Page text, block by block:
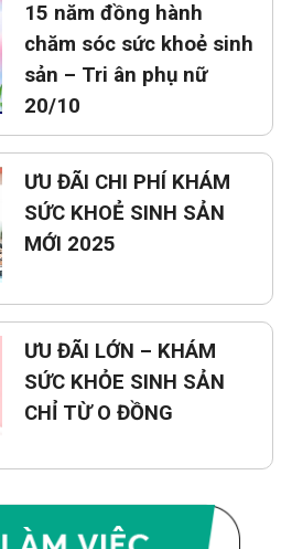
15 năm đồng hành
chăm sóc sức khoẻ sinh
sản – Tri ân phụ nữ
20/10
ƯU ĐÃI CHI PHÍ KHÁM
SỨC KHOẺ SINH SẢN
MỚI 2025
ƯU ĐÃI LỚN – KHÁM
SỨC KHỎE SINH SẢN
CHỈ TỪ O ĐỒNG